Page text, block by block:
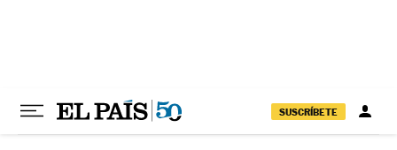
SUSCRÍBETE